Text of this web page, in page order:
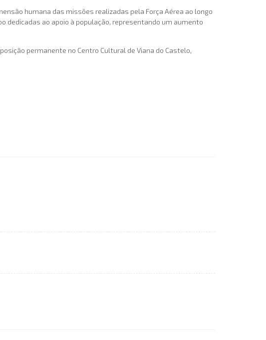
humana das missões realizadas pela Força Aérea ao longo
dedicadas ao apoio à população, representando um aumento
permanente no Centro Cultural de Viana do Castelo,